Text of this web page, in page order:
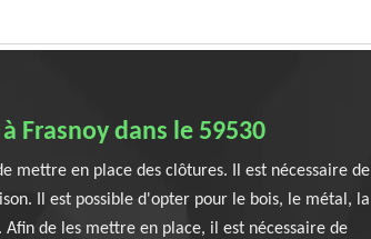
Frasnoy dans le 59530
mettre en place des clôtures. Il est nécessaire de
Il est possible d'opter pour le bois, le métal, la
de les mettre en place, il est nécessaire de